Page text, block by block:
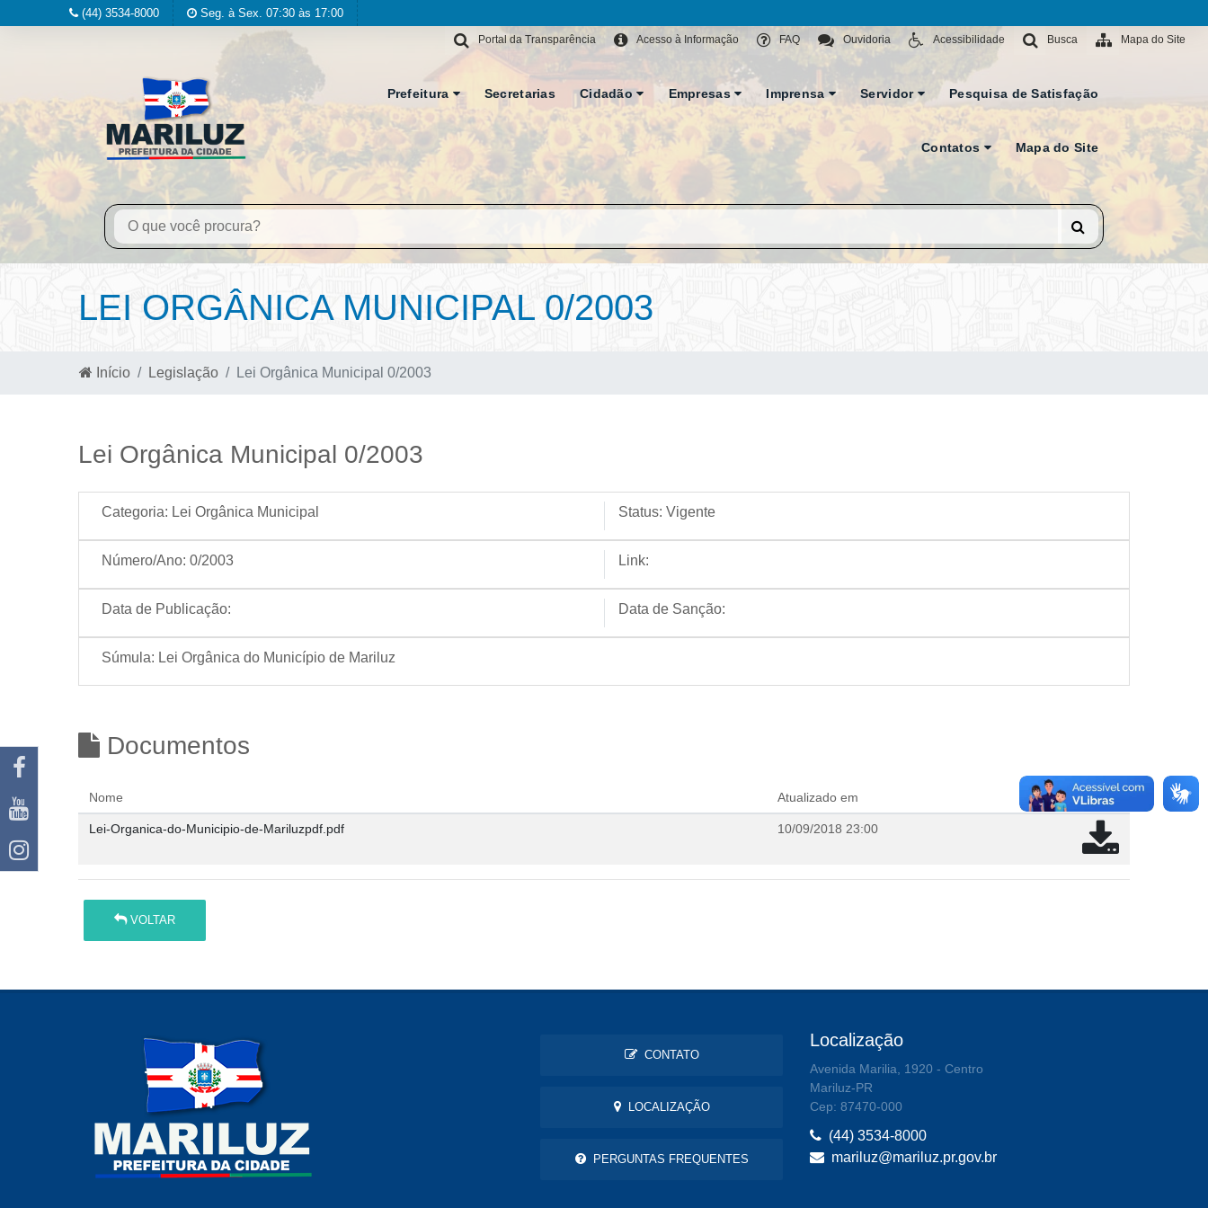
(44) 3534-8000 Seg. à Sex. 07:30 às 17:00
Mapa do Site
Busca
Acessibilidade
Ouvidoria
FAQ
Acesso à Informação
Portal da Transparência
Prefeitura Secretarias Cidadão Empresas Imprensa Servidor Pesquisa de Satisfação
Contatos Mapa do Site
LEI ORGÂNICA MUNICIPAL 0/2003
Início Legislação Lei Orgânica Municipal 0/2003
Lei Orgânica Municipal 0/2003
Categoria: Lei Orgânica Municipal Status: Vigente
Número/Ano: 0/2003 Link:
Data de Publicação: Data de Sanção:
Súmula: Lei Orgânica do Município de Mariluz
Documentos
Nome Atualizado em
Lei-Organica-do-Municipio-de-Mariluzpdf.pdf 10/09/2018 23:00
VOLTAR
CONTATO
LOCALIZAÇÃO
PERGUNTAS FREQUENTES
Localização
Avenida Marilia, 1920 - Centro
Mariluz-PR
Cep: 87470-000
(44) 3534-8000
mariluz@mariluz.pr.gov.br